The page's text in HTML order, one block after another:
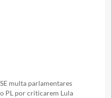
multa parlamentares
PL por criticarem Lula